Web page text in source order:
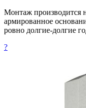
Монтаж производится
армированное
ровно долгие-долгие
?